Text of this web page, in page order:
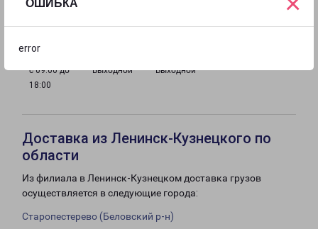
ОШИБКА
error
с 09:00 до
с 09:00 до
18:00
Выходной Выходной
Доставка из Ленинск-Кузнецкого по
области
Из филиала в Ленинск-Кузнецком доставка грузов
осуществляется в следующие города:
Старопестерево (Беловский р-н)